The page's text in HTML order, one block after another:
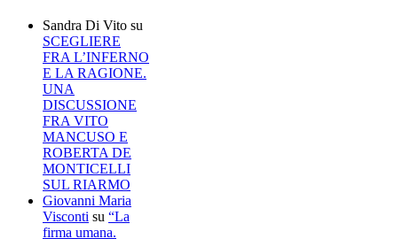
Sandra Di Vito su
SCEGLIERE
FRA L’INFERNO
E LA RAGIONE.
UNA
DISCUSSIONE
FRA VITO
MANCUSO E
ROBERTA DE
MONTICELLI
SUL RIARMO
Giovanni Maria
Visconti su “La
firma umana.